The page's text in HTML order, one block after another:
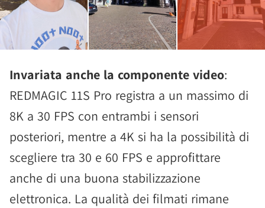
Invariata anche la componente video:
REDMAGIC 11S Pro registra a un massimo di
8K a 30 FPS con entrambi i sensori
posteriori, mentre a 4K si ha la possibilità di
scegliere tra 30 e 60 FPS e approfittare
anche di una buona stabilizzazione
elettronica. La qualità dei filmati rimane